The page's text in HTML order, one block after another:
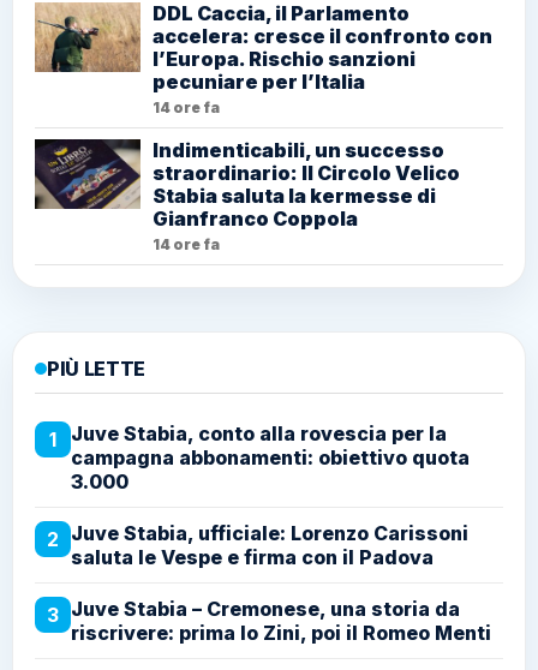
DDL Caccia, il Parlamento
accelera: cresce il confronto con
l’Europa. Rischio sanzioni
pecuniare per l’Italia
14 ore fa
Indimenticabili, un successo
straordinario: Il Circolo Velico
Stabia saluta la kermesse di
Gianfranco Coppola
14 ore fa
PIÙ LETTE
1
Juve Stabia, conto alla rovescia per la
campagna abbonamenti: obiettivo quota
3.000
2 Juve Stabia, ufficiale: Lorenzo Carissoni
saluta le Vespe e firma con il Padova
3 Juve Stabia – Cremonese, una storia da
riscrivere: prima lo Zini, poi il Romeo Menti